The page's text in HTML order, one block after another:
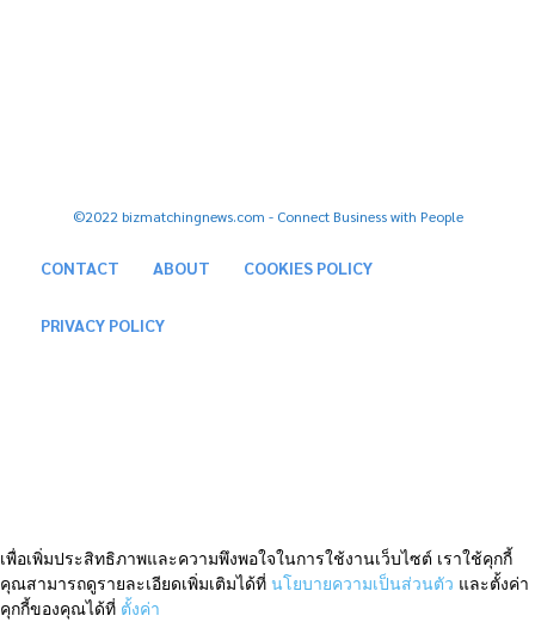
©2022 bizmatchingnews.com - Connect Business with People
CONTACT ABOUT COOKIES POLICY
PRIVACY POLICY
เพื่อเพิ่มประสิทธิภาพและความพึงพอใจในการใช้งานเว็บไซต์ เราใช้คุกกี้
คุณสามารถดูรายละเอียดเพิ่มเติมได้ที่ นโยบายความเป็นส่วนตัว และตั้งค่า
คุกกี้ของคุณได้ที่ ตั้งค่า